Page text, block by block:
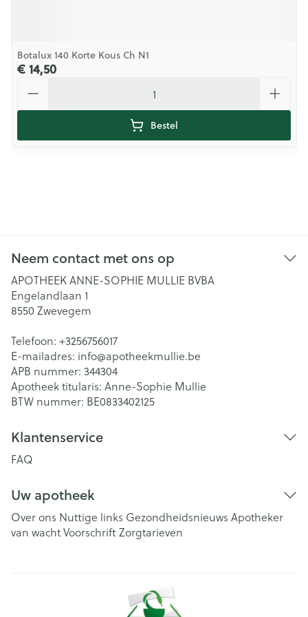
Botalux 140 Korte Kous Ch N1
€ 14,50
Bestel
Neem contact met ons op
APOTHEEK ANNE-SOPHIE MULLIE BVBA
Engelandlaan 1
8550 Zwevegem
Telefoon: +3256756017
E-mailadres: info@apotheekmullie.be
APB nummer: 344304
Apotheek titularis: Anne-Sophie Mullie
BTW nummer: BE0833402125
Klantenservice
FAQ
Uw apotheek
Over ons Nuttige links Gezondheidsnieuws Apotheker
van wachtVoorschriftZorgtarieven